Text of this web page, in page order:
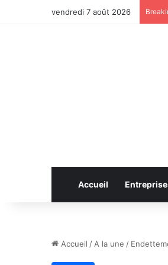
vendredi 7 août 2026
Accueil
Accueil / A la une /